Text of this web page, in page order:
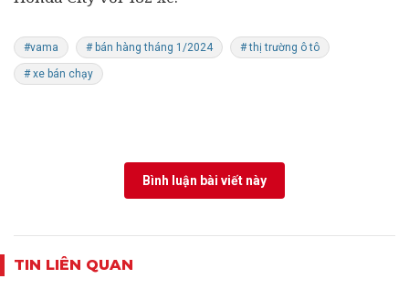
#vama # bán hàng tháng 1/2024 # thị trường ô tô
# xe bán chạy
Bình luận bài viết này
TIN LIÊN QUAN